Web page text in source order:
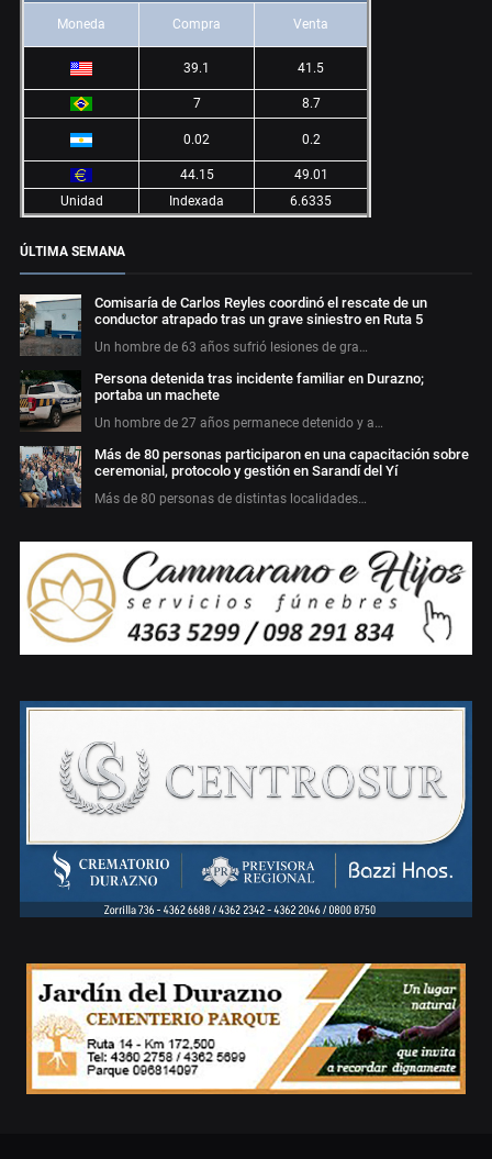
Moneda Compra Venta
39.1 41.5
7 8.7
0.02 0.2
44.15
49.01
Unidad
Indexada 6.6335
ÚLTIMA SEMANA
Comisaría de Carlos Reyles coordinó el rescate de un
conductor atrapado tras un grave siniestro en Ruta 5
Un hombre de 63 años sufrió lesiones de gra…
Persona detenida tras incidente familiar en Durazno;
portaba un machete
Un hombre de 27 años permanece detenido y a…
Más de 80 personas participaron en una capacitación sobre
ceremonial, protocolo y gestión en Sarandí del Yí
Más de 80 personas de distintas localidades…